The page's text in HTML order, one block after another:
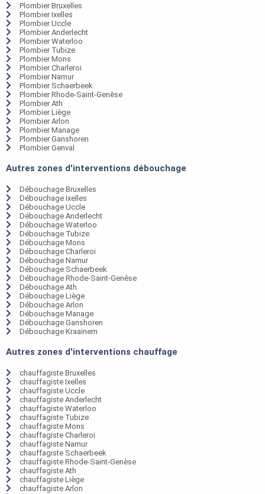
Plombier Bruxelles
Plombier Ixelles
Plombier Uccle
Plombier Anderlecht
Plombier Waterloo
Plombier Tubize
Plombier Mons
Plombier Charleroi
Plombier Namur
Plombier Schaerbeek
Plombier Rhode-Saint-Genèse
Plombier Ath
Plombier Liège
Plombier Arlon
Plombier Manage
Plombier Ganshoren
Plombier Genval
Autres zones d'interventions débouchage
Débouchage Bruxelles
Débouchage Ixelles
Débouchage Uccle
Débouchage Anderlecht
Débouchage Waterloo
Débouchage Tubize
Débouchage Mons
Débouchage Charleroi
Débouchage Namur
Débouchage Schaerbeek
Débouchage Rhode-Saint-Genèse
Débouchage Ath
Débouchage Liège
Débouchage Arlon
Débouchage Manage
Débouchage Ganshoren
Débouchage Kraainem
Autres zones d'interventions chauffage
chauffagiste Bruxelles
chauffagiste Ixelles
chauffagiste Uccle
chauffagiste Anderlecht
chauffagiste Waterloo
chauffagiste Tubize
chauffagiste Mons
chauffagiste Charleroi
chauffagiste Namur
chauffagiste Schaerbeek
chauffagiste Rhode-Saint-Genèse
chauffagiste Ath
chauffagiste Liège
chauffagiste Arlon